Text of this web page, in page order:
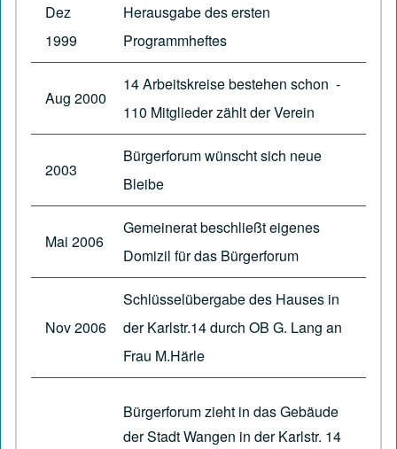
Dez
1999
Herausgabe des ersten
Programmheftes
Aug 2000
14 Arbeitskreise bestehen schon -
110 Mitglieder zählt der Verein
2003
Bürgerforum wünscht sich neue
Bleibe
Mai 2006
Gemeinerat beschließt eigenes
Domizil für das Bürgerforum
Nov 2006
Schlüsselübergabe des Hauses in
der Karlstr.14 durch OB G. Lang an
Frau M.Härle
Bürgerforum zieht in das Gebäude
der Stadt Wangen in der Karlstr. 14